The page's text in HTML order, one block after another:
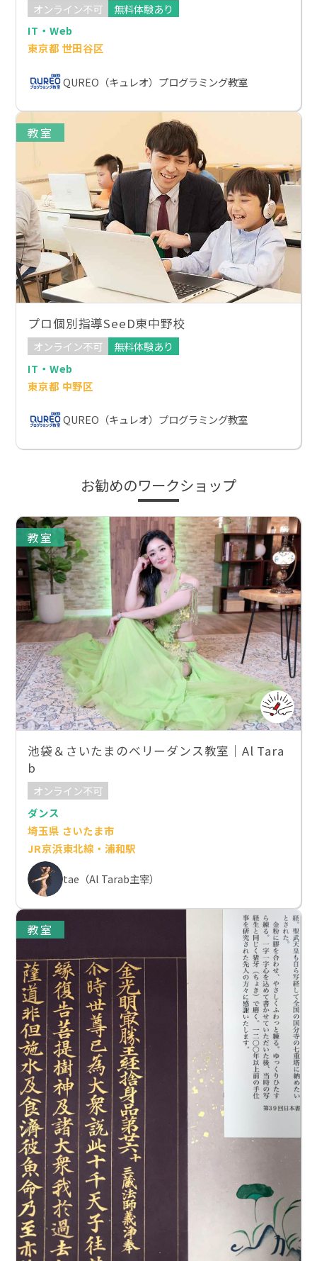
オンライン不可
無料体験あり
IT・Web
東京都 世田谷区
QUREO（キュレオ）プログラミング教室
教室
プロ個別指導SeeD東中野校
オンライン不可
無料体験あり
IT・Web
東京都 中野区
QUREO（キュレオ）プログラミング教室
お勧めのワークショップ
教室
池袋＆さいたまのベリーダンス教室｜Al Tara
b
オンライン不可
ダンス
埼玉県 さいたま市
JR京浜東北線・浦和駅
tae（Al Tarab主宰）
教室